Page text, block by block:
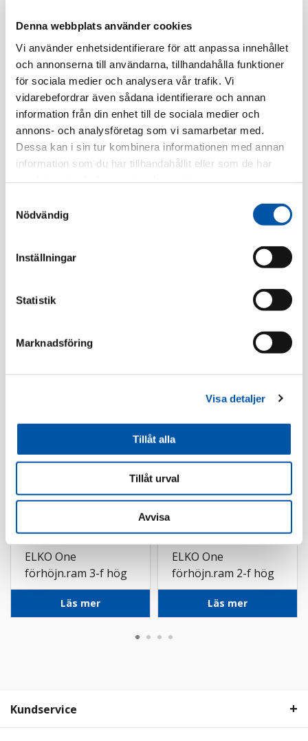
Denna webbplats använder cookies
Vi använder enhetsidentifierare för att anpassa innehållet
och annonserna till användarna, tillhandahålla funktioner
för sociala medier och analysera vår trafik. Vi
vidarebefordrar även sådana identifierare och annan
information från din enhet till de sociala medier och
annons- och analysföretag som vi samarbetar med.
Dessa kan i sin tur kombinera informationen med annan
information som du har tillhandahållit eller som de har
Nödvändig
Inställningar
Statistik
Marknadsföring
Visa detaljer
Tillåt alla
Tillåt urval
Avvisa
RS förhöjn.ram 3-fack 35mm fv
Förhöjningsram med bottenplatta, IP21, 3-fack, 33mm.
Inbyggnadsdjup 18mm. Fjällvit
Artnr:
1845639
EAN-kod:
7020160967503
Tillv. Artnr:
EKO09675
Finns i lager
Beskrivning
Specifikation
ELKO One
förhöjn.ram 3-f hög
rv
Läs mer
ELKO One
förhöjn.ram 2-f hög
sv
Läs mer
Kundservice